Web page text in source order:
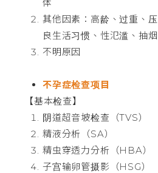
体
其他因素：高龄、过重、
良生活习惯、性氾滥、抽
不明原因
不孕症检查项目
【基本检查】
阴道超音坡检查（TVS）
精液分析（SA）
精虫穿透力分析（HBA）
子宫输卵管摄影（HSG）